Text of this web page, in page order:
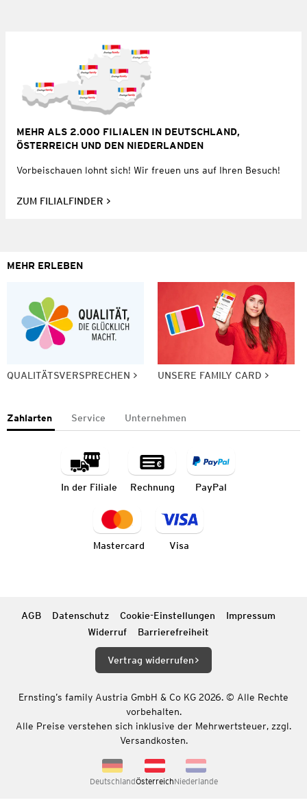
MEHR ALS 2.000 FILIALEN IN DEUTSCHLAND,
ÖSTERREICH UND DEN NIEDERLANDEN
Vorbeischauen lohnt sich! Wir freuen uns auf Ihren Besuch!
ZUM FILIALFINDER
MEHR ERLEBEN
QUALITÄTSVERSPRECHEN UNSERE FAMILY CARD
Zahlarten Service Unternehmen
In der Filiale Rechnung PayPal
Mastercard Visa
AGB Datenschutz Cookie-Einstellungen
Impressum
Widerruf
Barrierefreiheit
Vertrag widerrufen
Ernsting’s family Austria GmbH & Co KG 2026. © Alle Rechte
vorbehalten.
Alle Preise verstehen sich inklusive der Mehrwertsteuer, zzgl.
Versandkosten.
DeutschlandÖsterreichNiederlande